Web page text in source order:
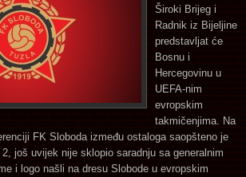
Široki Brijeg i
Radnik iz Bijeljine
predstavljat će
Bosnu i
Hercegovinu u
UEFA-nim
evropskim
takmičenjima. Na
FK Sloboda između ostaloga saopšteno je
još uvijek nije sklopio saradnju sa generalnim
i logo našli na dresu Slobode u evropskim